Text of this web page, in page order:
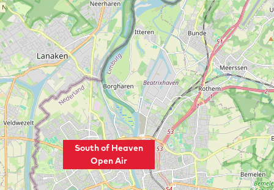
South of Heaven
Open Air